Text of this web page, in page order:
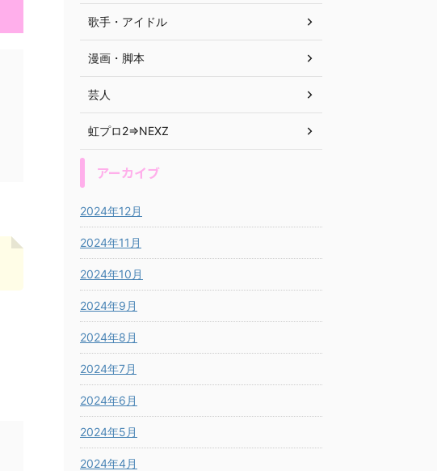
歌手・アイドル
漫画・脚本
芸人
虹プロ2⇒NEXZ
アーカイブ
2024年12月
2024年11月
2024年10月
2024年9月
2024年8月
2024年7月
2024年6月
2024年5月
2024年4月